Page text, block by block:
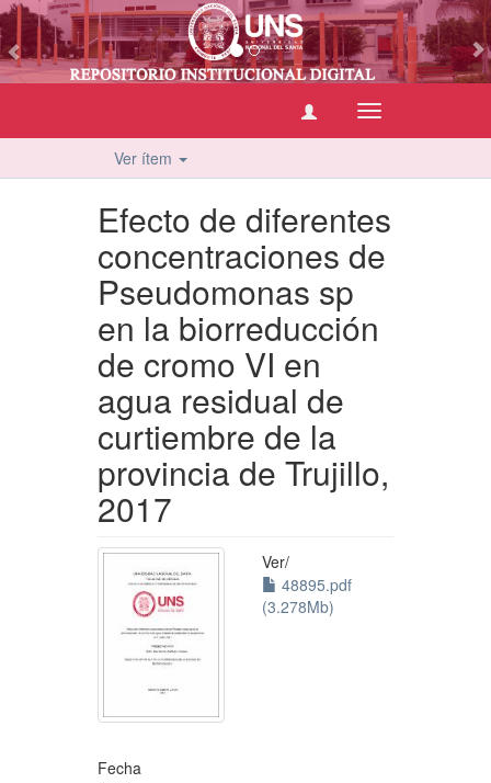
Cambiar
navegación
Ver ítem
Efecto de diferentes
concentraciones de
Pseudomonas sp
en la biorreducción
de cromo VI en
agua residual de
curtiembre de la
provincia de Trujillo,
2017
Ver/
48895.pdf
(3.278Mb)
Fecha